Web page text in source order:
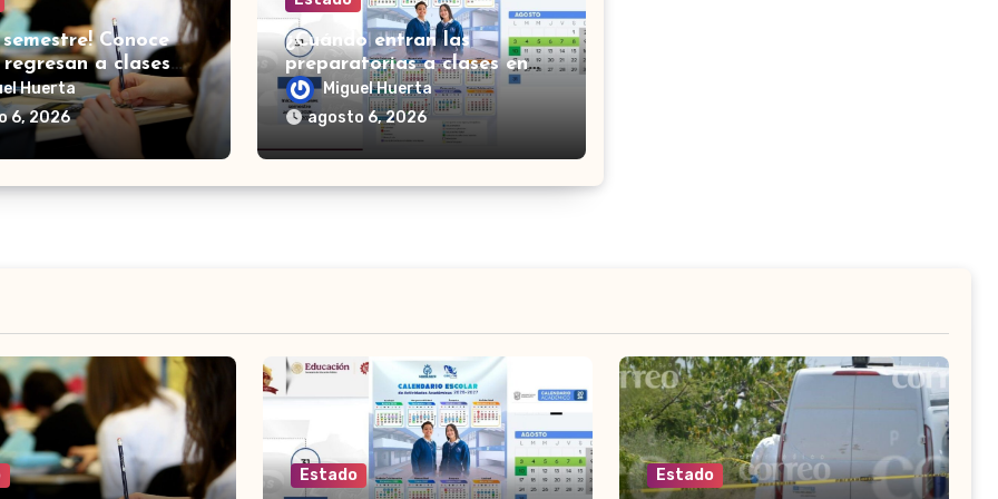
semestre! Conoce
a clases
normales en
Huerta
6, 2026
¿Cuándo entran las
preparatorias a clases en
Guanajuato? Esto es lo que
se sabe
Miguel Huerta
agosto 6, 2026
Estado Estado